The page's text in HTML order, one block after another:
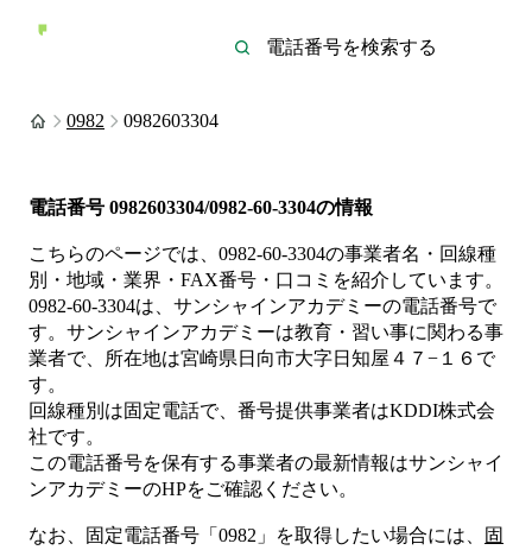
0982 0982603304
電話番号 0982603304/0982-60-3304の情報
こちらのページでは、 0982-60-3304の事業者名・回線種
別・地域・業界・FAX番号・口コミを紹介しています。
0982-60-3304は、 サンシャインアカデミーの電話番号で
す。 サンシャインアカデミーは教育・習い事に関わる事
業者で、所在地は宮崎県日向市大字日知屋４７−１６ で
す。
回線種別は固定電話で、番号提供事業者はKDDI株式会
社です。
この電話番号を保有する事業者の最新情報はサンシャイ
ンアカデミーのHPをご確認ください。
なお、固定電話番号「 0982 」を取得したい場合には、
固